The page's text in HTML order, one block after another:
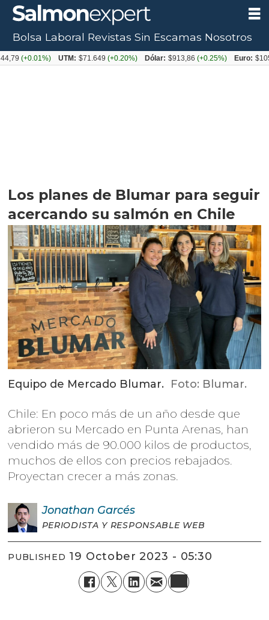
Los planes de Blumar para seguir
acercando su salmón en Chile
Equipo de Mercado Blumar. Foto: Blumar.
Chile: En poco más de un año desde que
abrieron su Mercado en Punta Arenas, han
vendido más de 90.000 kilos de productos,
muchos de ellos con precios rebajados.
Proyectan crecer a más zonas.
Jonathan Garcés
PERIODISTA Y RESPONSABLE WEB
PUBLISHED 19 October 2023 - 05:30
Bolsa Laboral Revistas Sin Escamas Nosotros
UTM: $71.649(+0.20%) Dólar: $913,86(+0.25%) Euro: $1053,08(-